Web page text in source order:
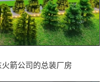
箭公司的总装厂房